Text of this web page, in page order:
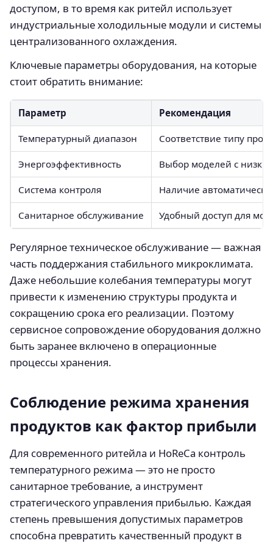
доступом, в то время как ритейл использует
индустриальные холодильные модули и системы
централизованного охлаждения.
Ключевые параметры оборудования, на которые
стоит обратить внимание:
Параметр Рекомендация
Температурный диапазон Соответствие типу
Энергоэффективность Выбор моделей с
Система контроля Наличие
Санитарное обслуживание Удобный доступ для
Регулярное техническое обслуживание — важная
часть поддержания стабильного микроклимата.
Даже небольшие колебания температуры могут
привести к изменению структуры продукта и
сокращению срока его реализации. Поэтому
сервисное сопровождение оборудования должно
быть заранее включено в операционные
процессы хранения.
Соблюдение режима хранения
продуктов как фактор прибыли
Для современного ритейла и HoReCa контроль
температурного режима — это не просто
санитарное требование, а инструмент
стратегического управления прибылью. Каждая
степень превышения допустимых параметров
способна превратить качественный продукт в